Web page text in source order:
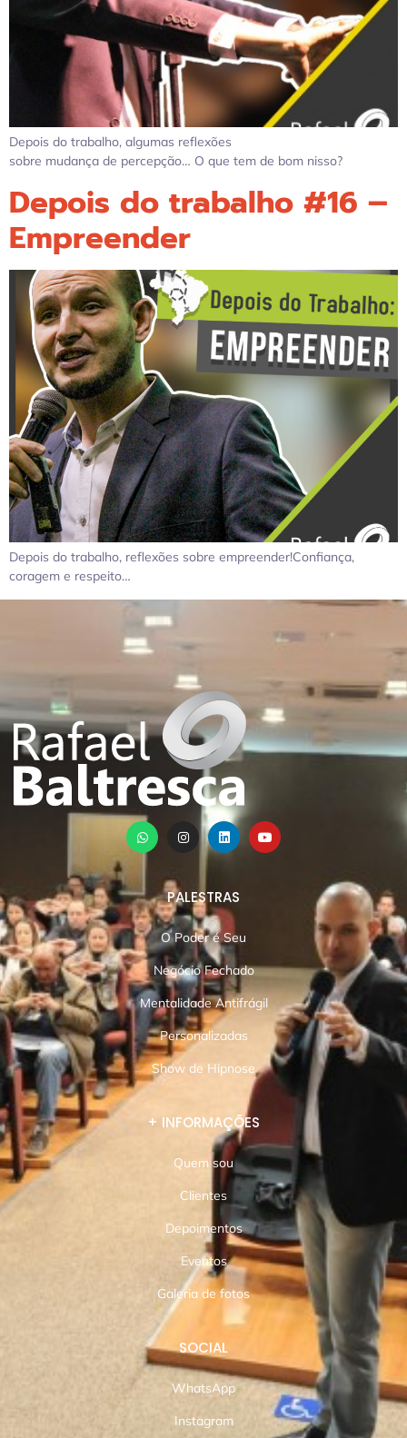
Depois do trabalho, algumas reflexões
sobre mudança de percepção… O que tem de bom nisso?
Depois do trabalho #16 –
Empreender
Depois do trabalho, reflexões sobre empreender!Confiança,
coragem e respeito…
PALESTRAS
O Poder é Seu
Negócio Fechado
Mentalidade Antifrágil
Personalizadas
Show de Hipnose
+ INFORMAÇÕES
Quem sou
Clientes
Depoimentos
Eventos
Galeria de fotos
SOCIAL
WhatsApp
Instagram